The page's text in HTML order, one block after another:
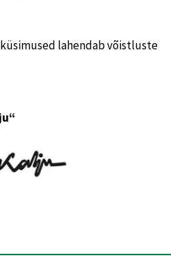
lahendab võistluste